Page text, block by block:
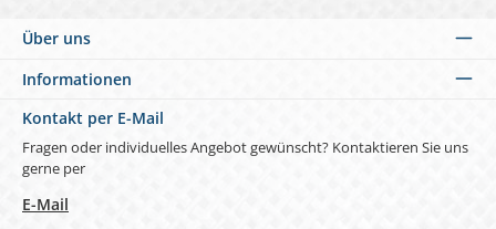
Über uns
Informationen
Kontakt per E-Mail
Fragen oder individuelles Angebot gewünscht? Kontaktieren Sie uns
gerne per
E-Mail